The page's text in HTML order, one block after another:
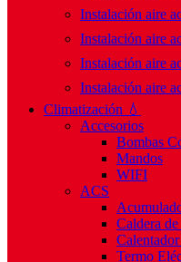
Instalación aire
Instalación aire
Instalación aire
Instalación aire
Climatización 💧
Accesorios
Bombas
Mandos
WIFI
ACS
Caldera de
Termo